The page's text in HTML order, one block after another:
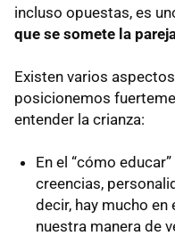
incluso opuestas, es
que se somete la
Existen varios
posicionemos
entender la crianza:
En el “cómo
creencias,
decir, hay mucho
nuestra manera de